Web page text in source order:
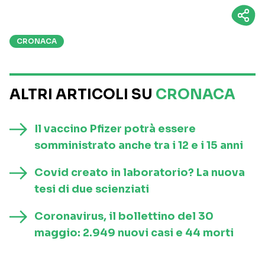
CRONACA
ALTRI ARTICOLI SU CRONACA
Il vaccino Pfizer potrà essere
somministrato anche tra i 12 e i 15 anni
Covid creato in laboratorio? La nuova
tesi di due scienziati
Coronavirus, il bollettino del 30
maggio: 2.949 nuovi casi e 44 morti